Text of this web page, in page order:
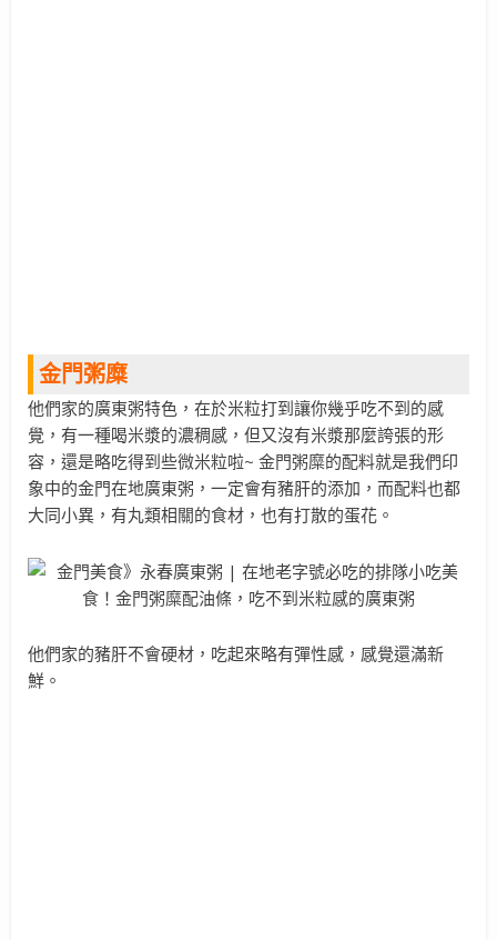
金門粥糜
他們家的廣東粥特色，在於米粒打到讓你幾乎吃不到的感
覺，有一種喝米漿的濃稠感，但又沒有米漿那麼誇張的形
容，還是略吃得到些微米粒啦~ 金門粥糜的配料就是我們印
象中的金門在地廣東粥，一定會有豬肝的添加，而配料也都
大同小異，有丸類相關的食材，也有打散的蛋花。
他們家的豬肝不會硬材，吃起來略有彈性感，感覺還滿新
鮮。